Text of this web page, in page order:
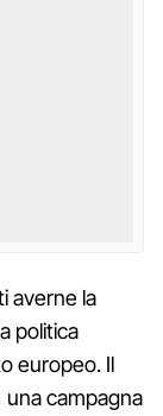
averne la
politica
europeo. Il
una campagna